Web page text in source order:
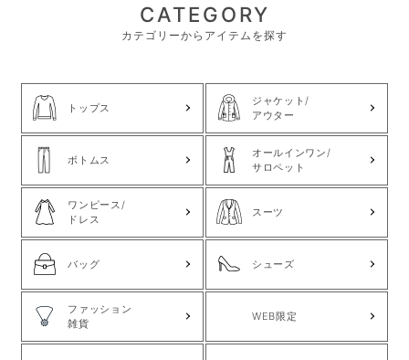
CATEGORY
カテゴリーからアイテムを探す
トップス
ジャケット/
アウター
ボトムス
オールインワン/
サロペット
ワンピース/
ドレス
スーツ
バッグ シューズ
ファッション
雑貨
WEB限定